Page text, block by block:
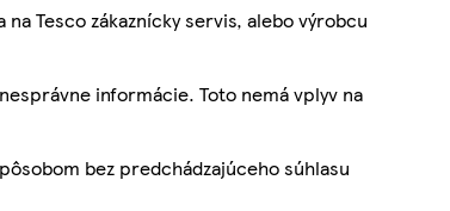
Tesco zákaznícky servis, alebo výrobcu
informácie. Toto nemá vplyv na
bez predchádzajúceho súhlasu